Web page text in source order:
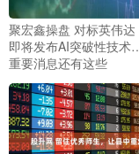
聚宏鑫操盘 对标英伟达
即将发布AI突破性技
重要消息还有这些